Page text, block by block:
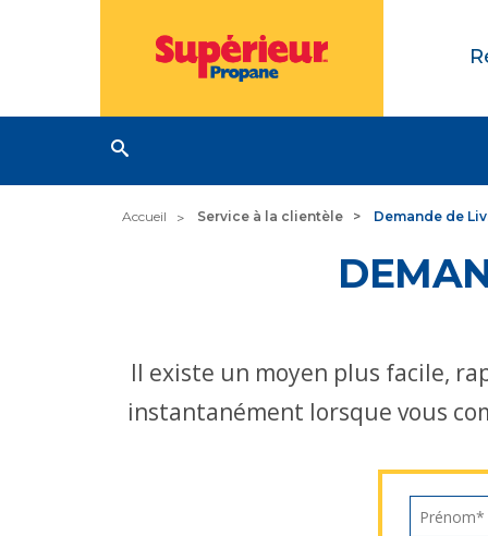
Accueil Service à la clientèle Demande de
Il existe un moyen plus facile,
instantanément lorsque vous
Prénom
Prénom*